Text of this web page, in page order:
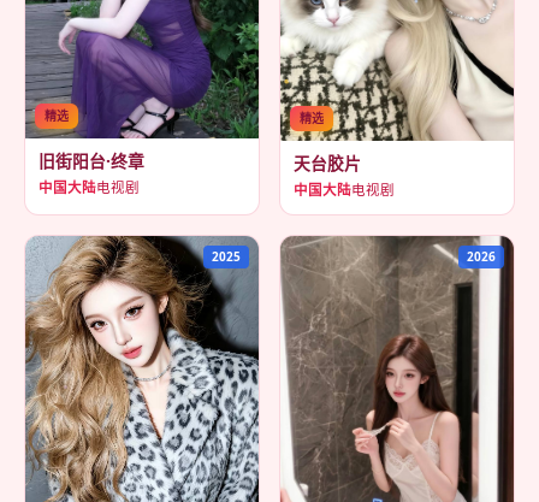
精选
旧街阳台·终章
中国大陆电视剧
精选
天台胶片
中国大陆电视剧
2025 2026